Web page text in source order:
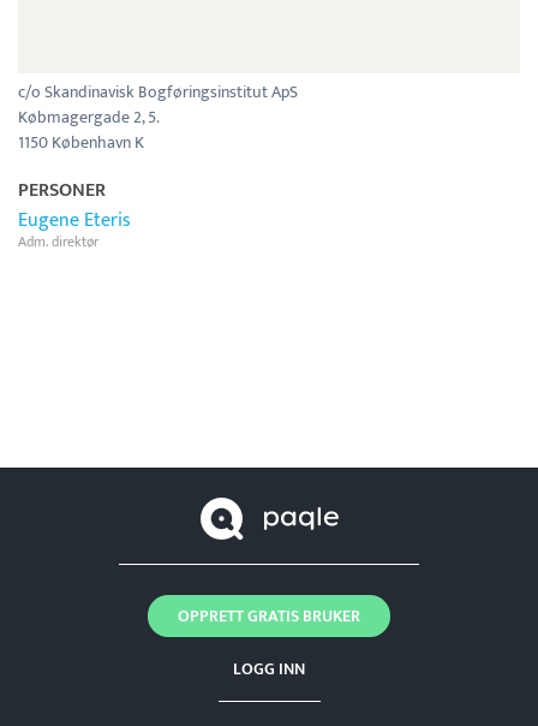
c/o Skandinavisk Bogføringsinstitut ApS
Købmagergade 2, 5.
1150 København K
PERSONER
Eugene Eteris
Adm. direktør
LOGG INN
OPPRETT GRATIS BRUKER